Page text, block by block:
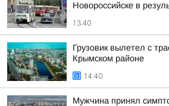
Новороссийске в
13:40
Грузовик вылетел с
Крымском районе
14:40
Мужчина принял